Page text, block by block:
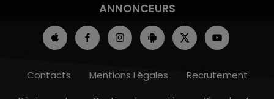
ANNONCEURS
Contacts Mentions Légales
Recrutement